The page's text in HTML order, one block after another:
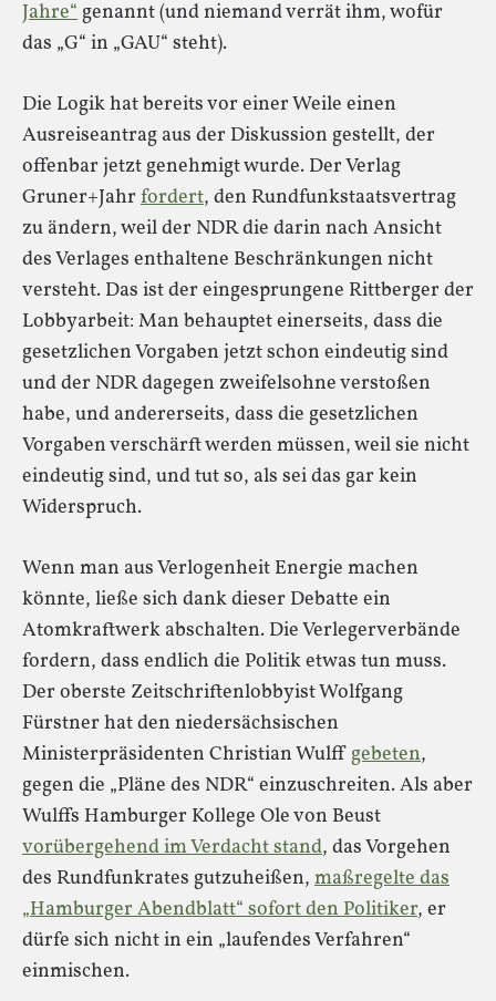
Jahre“genannt (und niemand verrät ihm, wofür
das „G“ in „GAU“ steht).
Die Logik hat bereits vor einer Weile einen
Ausreiseantrag aus der Diskussion gestellt, der
offenbar jetzt genehmigt wurde. Der Verlag
Gruner+Jahr fordert, den Rundfunkstaatsvertrag
zu ändern, weil der NDR die darin nach Ansicht
des Verlages enthaltene Beschränkungen nicht
versteht. Das ist der eingesprungene Rittberger der
Lobbyarbeit: Man behauptet einerseits, dass die
gesetzlichen Vorgaben jetzt schon eindeutig sind
und der NDR dagegen zweifelsohne verstoßen
habe, und andererseits, dass die gesetzlichen
Vorgaben verschärft werden müssen, weil sie nicht
eindeutig sind, und tut so, als sei das gar kein
Widerspruch.
Wenn man aus Verlogenheit Energie machen
könnte, ließe sich dank dieser Debatte ein
Atomkraftwerk abschalten. Die Verlegerverbände
fordern, dass endlich die Politik etwas tun muss.
Der oberste Zeitschriftenlobbyist Wolfgang
Fürstner hat den niedersächsischen
Ministerpräsidenten Christian Wulffgebeten,
gegen die „Pläne des NDR“ einzuschreiten. Als aber
Wulffs Hamburger Kollege Ole von Beust
vorübergehend im Verdacht stand, das Vorgehen
des Rundfunkrates gutzuheißen, maßregelte das
„Hamburger Abendblatt“ sofort den Politiker, er
dürfe sich nicht in ein „laufendes Verfahren“
einmischen.